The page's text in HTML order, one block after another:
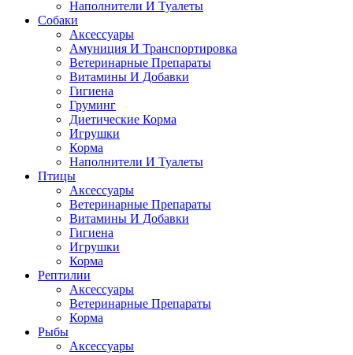
Наполнители И Туалеты
Собаки
Аксессуары
Амуниция И Транспортировка
Ветеринарные Препараты
Витамины И Добавки
Гигиена
Груминг
Диетические Корма
Игрушки
Корма
Наполнители И Туалеты
Птицы
Аксессуары
Ветеринарные Препараты
Витамины И Добавки
Гигиена
Игрушки
Корма
Рептилии
Аксессуары
Ветеринарные Препараты
Корма
Рыбы
Аксессуары